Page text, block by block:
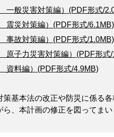
般災害対策編）(PDF形式/
災対策編）(PDF形式/6.1MB)
故対策編）(PDF形式/1.0MB)
子力災害対策編）(PDF形式/
料編）(PDF形式/4.9MB)
基本法の改正や防災に係る
、本計画の修正を図ってまい